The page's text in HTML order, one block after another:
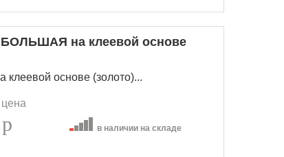
на клеевой основе
основе (золото)...
p в наличии на складе